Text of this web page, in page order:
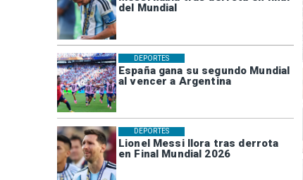
del Mundial
España gana su segundo Mundial
al vencer a Argentina
DEPORTES
Lionel Messi llora tras derrota
en Final Mundial 2026
DEPORTES